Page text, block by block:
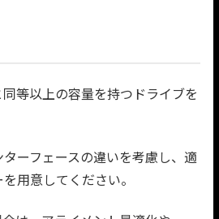
等以上の容量を持つドライブを
ターフェースの違いを考慮し、適
用意してください。